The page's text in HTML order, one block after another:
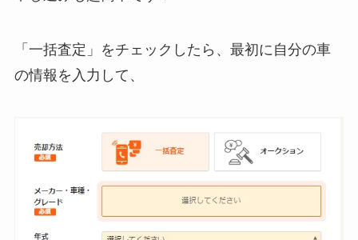
「一括査定」をチェックしたら、最初に自分の車
の情報を入力して、